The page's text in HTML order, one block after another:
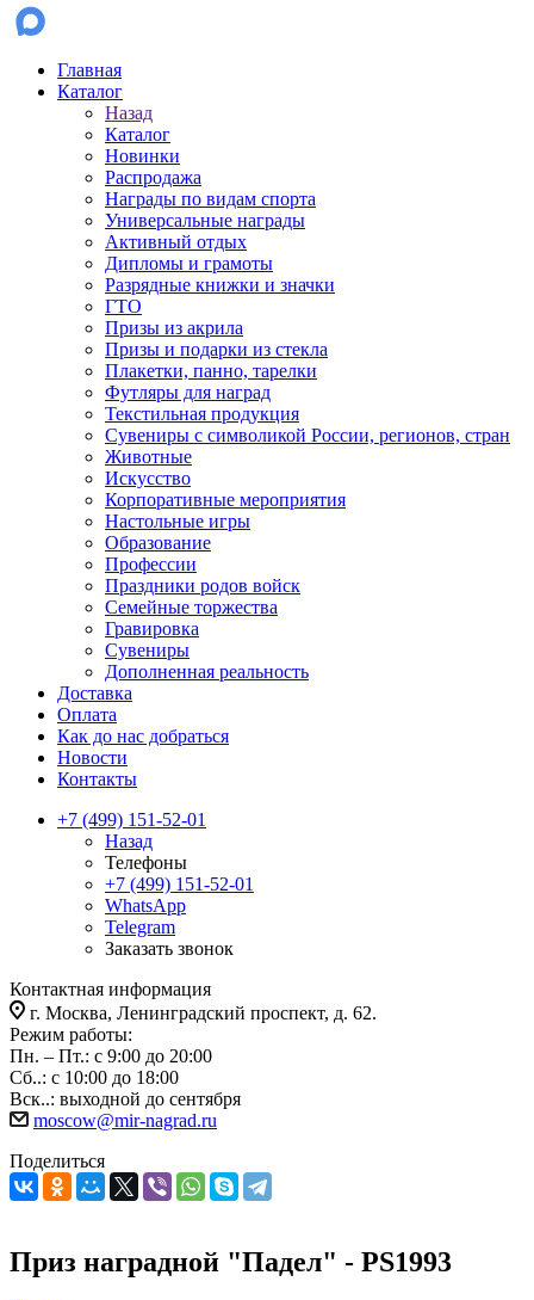
Главная
Каталог
Назад
Каталог
Новинки
Распродажа
Награды по видам спорта
Универсальные награды
Активный отдых
Дипломы и грамоты
Разрядные книжки и значки
ГТО
Призы из акрила
Призы и подарки из стекла
Плакетки, панно, тарелки
Футляры для наград
Текстильная продукция
Сувениры с символикой России, регионов, стран
Животные
Искусство
Корпоративные мероприятия
Настольные игры
Образование
Профессии
Праздники родов войск
Семейные торжества
Гравировка
Сувениры
Дополненная реальность
Доставка
Оплата
Как до нас добраться
Новости
Контакты
+7 (499) 151-52-01
Назад
Телефоны
+7 (499) 151-52-01
WhatsApp
Telegram
Заказать звонок
Контактная информация
г. Москва, Ленинградский проспект, д. 62.
Режим работы:
Пн. – Пт.: с 9:00 до 20:00
Сб..: с 10:00 до 18:00
Вск..: выходной до сентября
moscow@mir-nagrad.ru
Поделиться
Приз наградной "Падел" - PS1993